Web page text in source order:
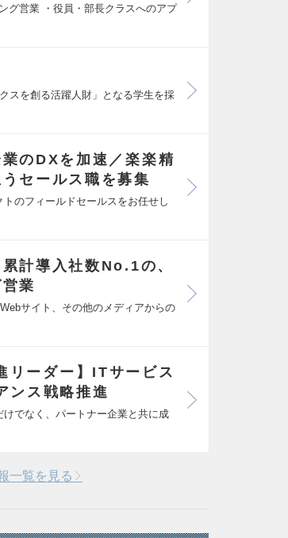
グ営業 ・役員・部長クラスへのアプ
スを創る活躍人財」となる学生を採
のDXを加速／楽楽精
セールス職を募集
のフィールドセールスをお任せし
計導入社数No.1の、
業
サイト、その他のメディアからの
リーダー】ITサービス
ンス戦略推進
でなく、パートナー企業と共に成
一覧を見る